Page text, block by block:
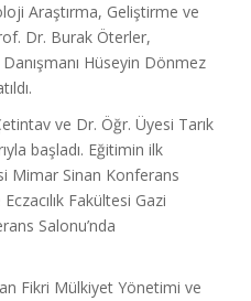
Araştırma, Geliştirme ve
Dr. Burak Öterler,
Hüseyin Dönmez
ve Dr. Öğr. Üyesi Tarık
başladı. Eğitimin ilk
Mimar Sinan Konferans
Fakültesi Gazi
Salonu’nda
Fikri Mülkiyet Yönetimi ve